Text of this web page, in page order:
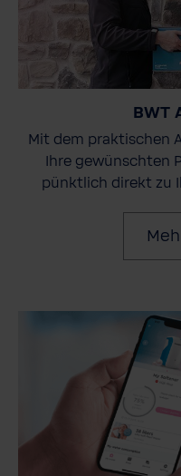
BWT
Mit dem praktischen
Ihre gewünschten
pünktlich direkt zu